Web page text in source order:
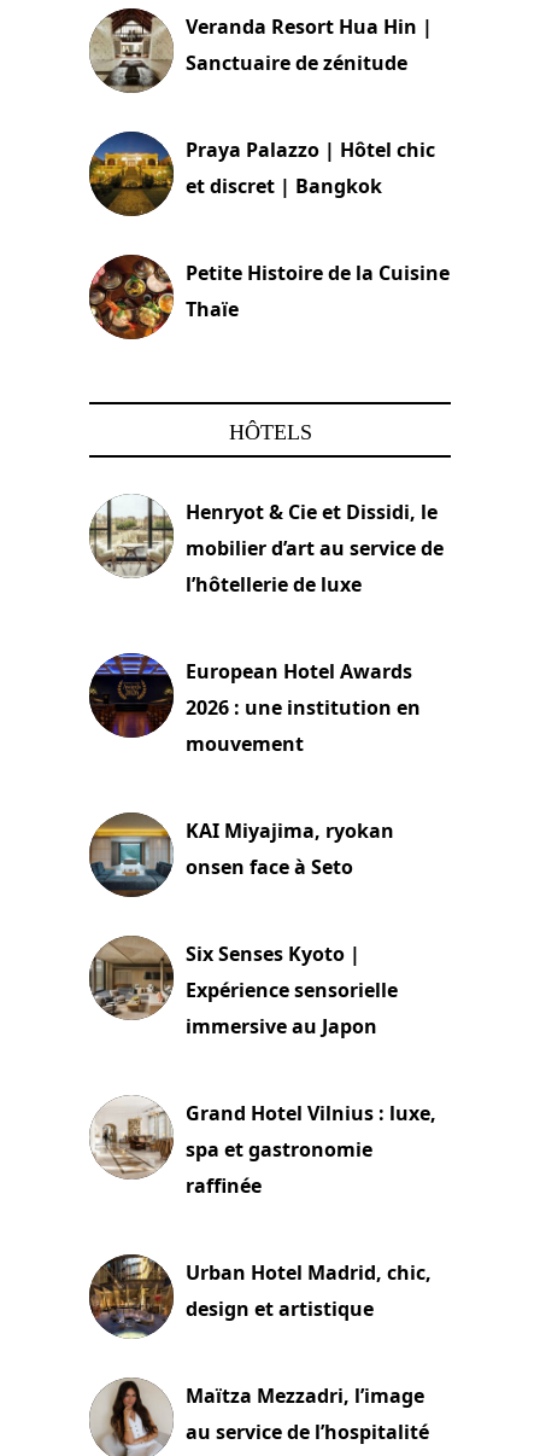
Veranda Resort Hua Hin |
Sanctuaire de zénitude
Praya Palazzo | Hôtel chic
et discret | Bangkok
Petite Histoire de la Cuisine
Thaïe
HÔTELS
Henryot & Cie et Dissidi, le
mobilier d’art au service de
l’hôtellerie de luxe
European Hotel Awards
2026 : une institution en
mouvement
KAI Miyajima, ryokan
onsen face à Seto
Six Senses Kyoto |
Expérience sensorielle
immersive au Japon
Grand Hotel Vilnius : luxe,
spa et gastronomie
raffinée
Urban Hotel Madrid, chic,
design et artistique
Maïtza Mezzadri, l’image
au service de l’hospitalité